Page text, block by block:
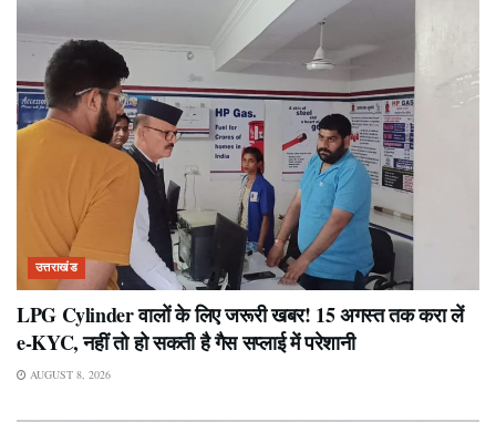
उत्तराखंड
LPG Cylinder वालों के लिए जरूरी खबर! 15 अगस्त तक करा लें
e-KYC, नहीं तो हो सकती है गैस सप्लाई में परेशानी
AUGUST 8, 2026